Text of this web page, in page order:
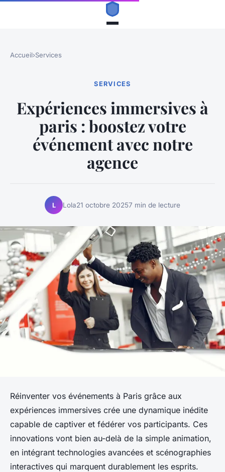
Accueil›Services
SERVICES
Expériences immersives à
paris : boostez votre
événement avec notre
agence
L Lola21 octobre 20257 min de lecture
Réinventer vos événements à Paris grâce aux
expériences immersives crée une dynamique inédite
capable de captiver et fédérer vos participants. Ces
innovations vont bien au-delà de la simple animation,
en intégrant technologies avancées et scénographies
interactives qui marquent durablement les esprits.